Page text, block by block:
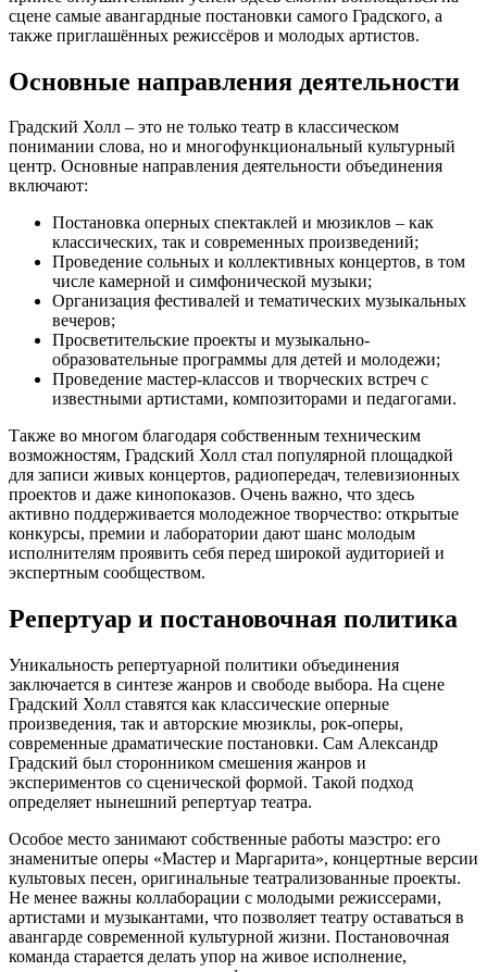
сцене самые авангардные постановки самого Градского, а
также приглашённых режиссёров и молодых артистов.
Основные направления деятельности
Градский Холл – это не только театр в классическом
понимании слова, но и многофункциональный культурный
центр. Основные направления деятельности объединения
включают:
Постановка оперных спектаклей и мюзиклов – как
классических, так и современных произведений;
Проведение сольных и коллективных концертов, в том
числе камерной и симфонической музыки;
Организация фестивалей и тематических музыкальных
вечеров;
Просветительские проекты и музыкально-
образовательные программы для детей и молодежи;
Проведение мастер-классов и творческих встреч с
известными артистами, композиторами и педагогами.
Также во многом благодаря собственным техническим
возможностям, Градский Холл стал популярной площадкой
для записи живых концертов, радиопередач, телевизионных
проектов и даже кинопоказов. Очень важно, что здесь
активно поддерживается молодежное творчество: открытые
конкурсы, премии и лаборатории дают шанс молодым
исполнителям проявить себя перед широкой аудиторией и
экспертным сообществом.
Репертуар и постановочная политика
Уникальность репертуарной политики объединения
заключается в синтезе жанров и свободе выбора. На сцене
Градский Холл ставятся как классические оперные
произведения, так и авторские мюзиклы, рок-оперы,
современные драматические постановки. Сам Александр
Градский был сторонником смешения жанров и
экспериментов со сценической формой. Такой подход
определяет нынешний репертуар театра.
Особое место занимают собственные работы маэстро: его
знаменитые оперы «Мастер и Маргарита», концертные версии
культовых песен, оригинальные театрализованные проекты.
Не менее важны коллаборации с молодыми режиссерами,
артистами и музыкантами, что позволяет театру оставаться в
авангарде современной культурной жизни. Постановочная
команда старается делать упор на живое исполнение,